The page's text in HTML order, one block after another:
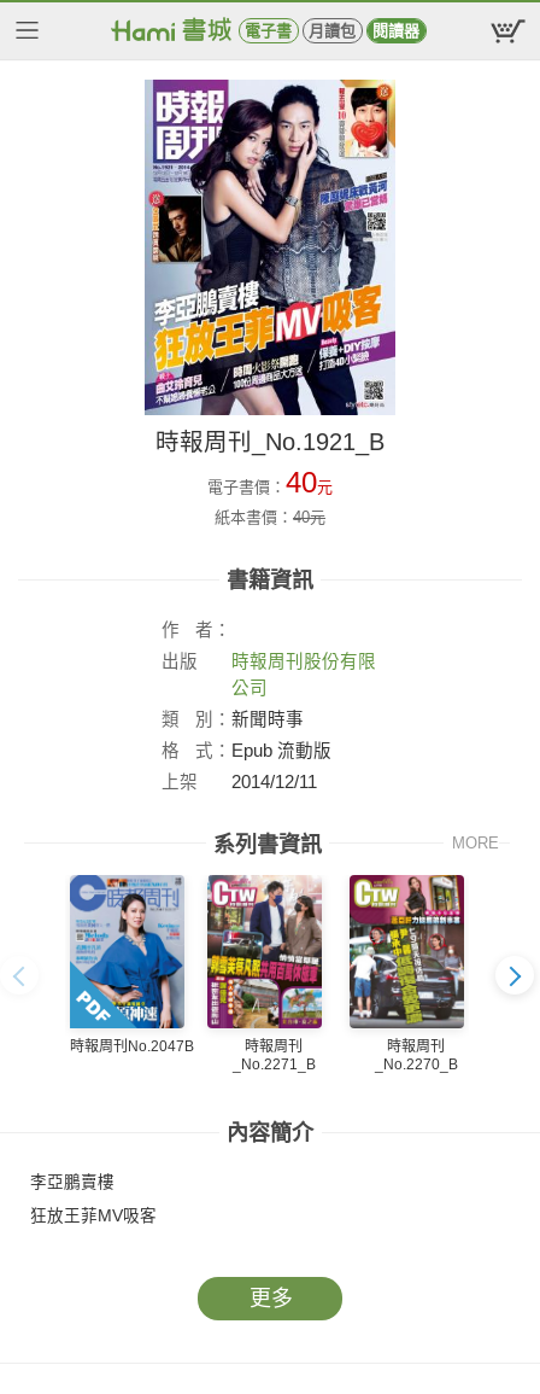
電子書 月讀包 閱讀器
時報周刊_No.1921_B
電子書價： 40元
紙本書價： 40元
書籍資訊
作
者：
出版
時報周刊股份有限
公司
類
別： 新聞時事
格
式： Epub 流動版
上架
2014/12/11
系列書資訊 MORE
時報周刊No.2047B
時報周刊
_No.2271_B
時報周刊
_No.2270_B
內容簡介
李亞鵬賣樓
狂放王菲MV吸客
更多